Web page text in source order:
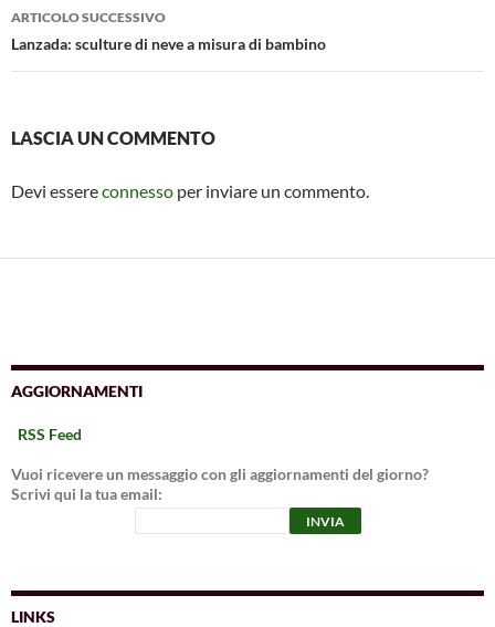
ARTICOLO SUCCESSIVO
Lanzada: sculture di neve a misura di bambino
LASCIA UN COMMENTO
Devi essereconnesso per inviare un commento.
AGGIORNAMENTI
RSS Feed
Vuoi ricevere un messaggio con gli aggiornamenti del giorno?
Scrivi qui la tua email:
LINKS